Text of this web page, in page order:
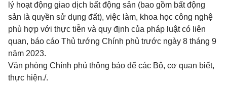
lý hoạt động giao dịch bất động sản (bao gồm bất động
sản là quyền sử dụng đất), việc làm, khoa học công nghệ
phù hợp với thực tiễn và quy định của pháp luật có liên
quan, báo cáo Thủ tướng Chính phủ trước ngày 8 tháng 9
năm 2023.
Văn phòng Chính phủ thông báo để các Bộ, cơ quan biết,
thực hiện./.